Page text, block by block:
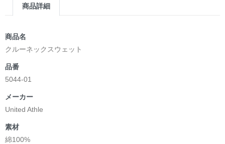
商品詳細
商品名
クルーネックスウェット
品番
5044-01
メーカー
United Athle
素材
綿100%